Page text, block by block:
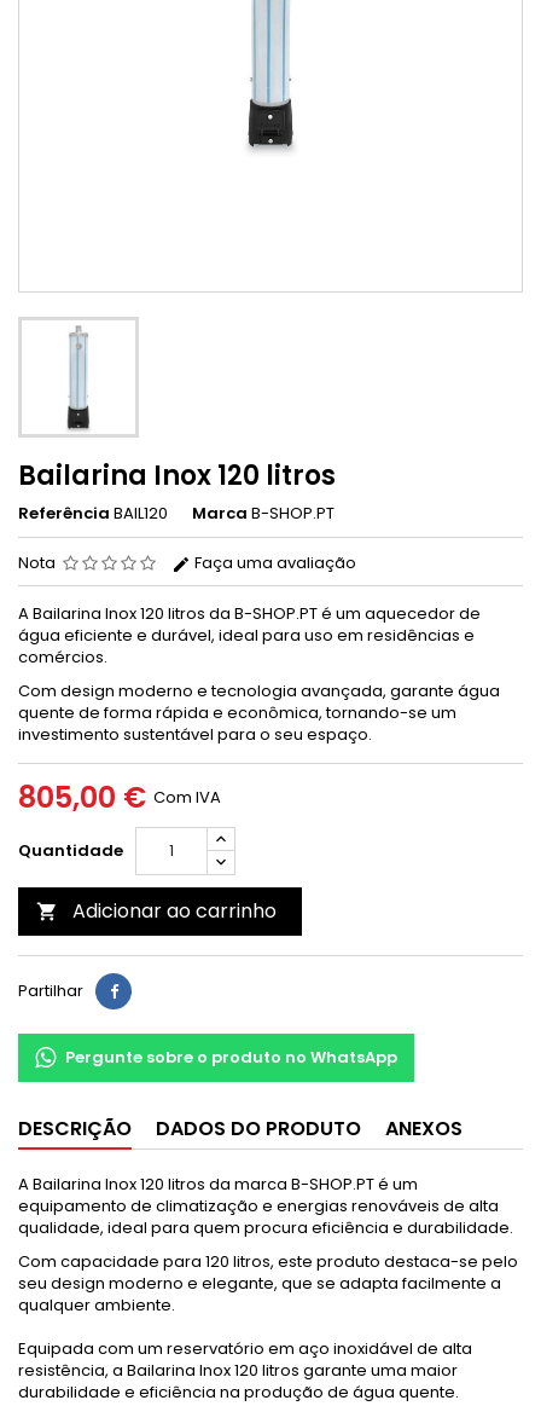
Bailarina Inox 120 litros
Referência BAIL120 Marca B-SHOP.PT
Nota Faça uma avaliação
A Bailarina Inox 120 litros da B-SHOP.PT é um aquecedor de
água eficiente e durável, ideal para uso em residências e
comércios.
Com design moderno e tecnologia avançada, garante água
quente de forma rápida e econômica, tornando-se um
investimento sustentável para o seu espaço.
805,00 € Com IVA
Quantidade
 Adicionar ao carrinho
Partilhar
Pergunte sobre o produto no WhatsApp
DESCRIÇÃO DADOS DO PRODUTO ANEXOS
A Bailarina Inox 120 litros da marca B-SHOP.PT é um
equipamento de climatização e energias renováveis de alta
qualidade, ideal para quem procura eficiência e durabilidade.
Com capacidade para 120 litros, este produto destaca-se pelo
seu design moderno e elegante, que se adapta facilmente a
qualquer ambiente.
Equipada com um reservatório em aço inoxidável de alta
resistência, a Bailarina Inox 120 litros garante uma maior
durabilidade e eficiência na produção de água quente.